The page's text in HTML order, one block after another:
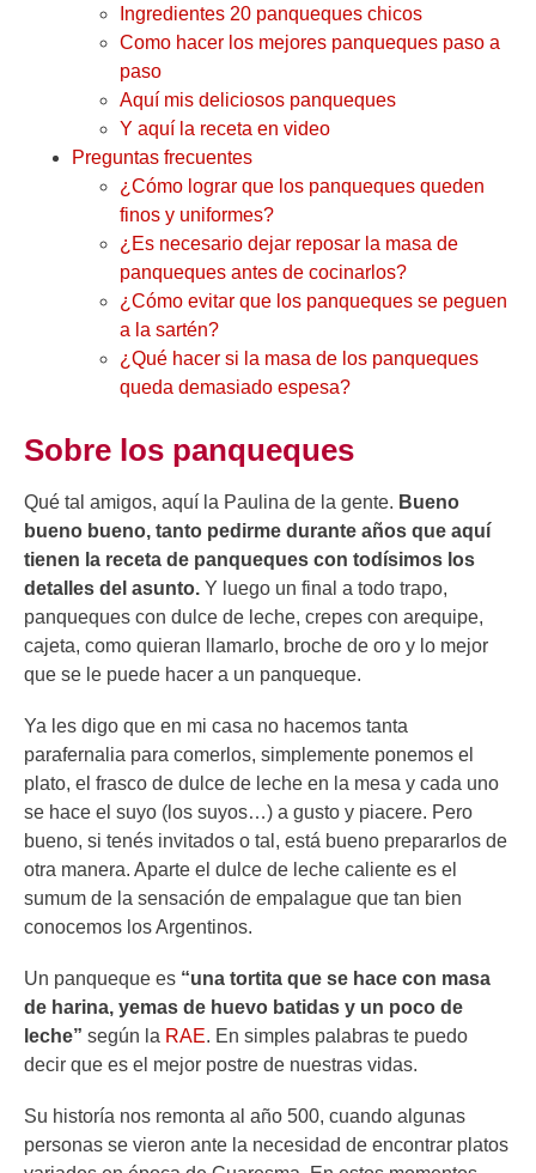
Ingredientes 20 panqueques chicos
Como hacer los mejores panqueques paso a
paso
Aquí mis deliciosos panqueques
Y aquí la receta en video
Preguntas frecuentes
¿Cómo lograr que los panqueques queden
finos y uniformes?
¿Es necesario dejar reposar la masa de
panqueques antes de cocinarlos?
¿Cómo evitar que los panqueques se peguen
a la sartén?
¿Qué hacer si la masa de los panqueques
queda demasiado espesa?
Sobre los panqueques
Qué tal amigos, aquí la Paulina de la gente. Bueno
bueno bueno, tanto pedirme durante años que aquí
tienen la receta de panqueques con todísimos los
detalles del asunto. Y luego un final a todo trapo,
panqueques con dulce de leche, crepes con arequipe,
cajeta, como quieran llamarlo, broche de oro y lo mejor
que se le puede hacer a un panqueque.
Ya les digo que en mi casa no hacemos tanta
parafernalia para comerlos, simplemente ponemos el
plato, el frasco de dulce de leche en la mesa y cada uno
se hace el suyo (los suyos…) a gusto y piacere. Pero
bueno, si tenés invitados o tal, está bueno prepararlos de
otra manera. Aparte el dulce de leche caliente es el
sumum de la sensación de empalague que tan bien
conocemos los Argentinos.
Un panqueque es “una tortita que se hace con masa
de harina, yemas de huevo batidas y un poco de
leche” según la RAE. En simples palabras te puedo
decir que es el mejor postre de nuestras vidas.
Su historía nos remonta al año 500, cuando algunas
personas se vieron ante la necesidad de encontrar platos